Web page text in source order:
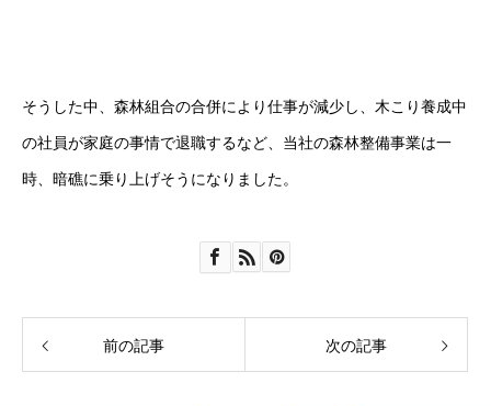
そうした中、森林組合の合併により仕事が減少し、木こり養成中
の社員が家庭の事情で退職するなど、当社の森林整備事業は一
時、暗礁に乗り上げそうになりました。
前の記事 次の記事